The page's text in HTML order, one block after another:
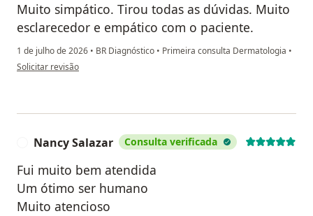
Muito simpático. Tirou todas as dúvidas. Muito
esclarecedor e empático com o paciente.
1 de julho de 2026 • BR Diagnóstico • Primeira consulta Dermatologia •
na opinião do utilizador Ligia
Solicitar revisão
Nancy Salazar Consulta verificada
Fui muito bem atendida
Um ótimo ser humano
Muito atencioso